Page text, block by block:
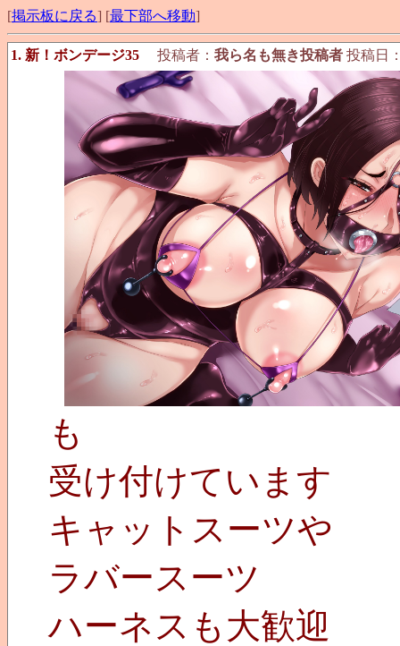
[掲示板に戻る] [最下部へ移動]
1. 新！ボンデージ35 投稿者： 我ら名も無き投稿者 投稿日
も
受け付けています
キャットスーツや
ラバースーツ
ハーネスも大歓迎